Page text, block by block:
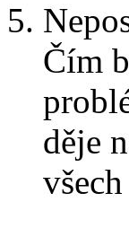
Čím
děje